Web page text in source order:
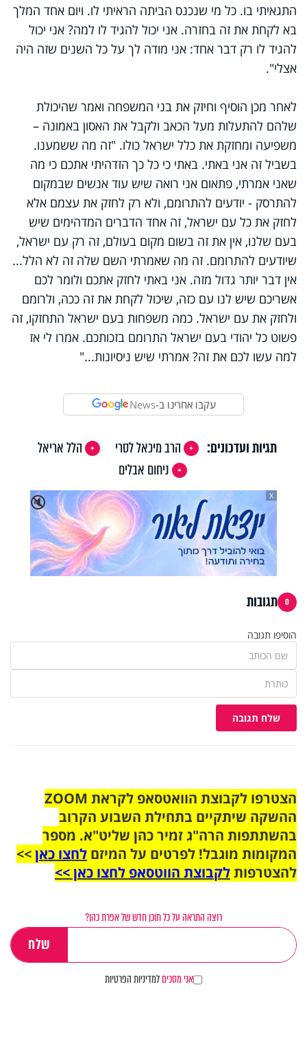
התגאיתי בו. כל מי שנכנס הביתה הראיתי לו. ויום אחד המלך
בא לקחת את זה בחזרה. אני יכול להגיד לו למה? אני יכול
להגיד לו רק דבר אחד: אני מודה לך על כל השנים שזה היה
אצלי".
לאחר מכן הוסיף וחיזק את בני המשפחה ואמר שהיכולת
שלהם להתעלות מעל הכאב ולקבל את האסון באמונה –
משפיעה ומחזקת את כלל ישראל כולו. "זה מה ששמענו.
בשביל זה אני באתי. באתי כי כל כך הזדהיתי אתכם כי מה
שאני אמרתי, פתאום אני רואה שיש עוד אנשים שבמקום
להתרסק - יודעים להתרומם, ולא רק לחזק את עצמם אלא
לחזק את כל עם ישראל, זה אחד הדברים המדהימים שיש
בעם שלנו, אין את זה בשום מקום בעולם, זה רק עם ישראל,
שיודעים להתרומם. זה מה שאמרתי השם שלה זה לא הלל...
אין דבר יותר גדול מזה. אני באתי לחזק אתכם ולומר לכם
אשריכם שיש לנו עם כזה, שיכול לקחת את זה ככה, ולרומם
ולחזק את עם ישראל. כמה משפחות בעם ישראל התחזקו, זה
פשוט כל יהודי בעם ישראל התרומם בזכותכם. אמרו לי אז
למה עשו לכם את זה? אמרתי שיש ניסיונות..."
עקבו אחרינו ב-News
תגיות ועדכונים: הרב מיכאל לסרי
הלל אריאל
ניחום אבלים
🔇
X
0 תגובות
הוסיפו תגובה
שלח תגובה
הצטרפו לקבוצת הוואטסאפ לקראת ZOOM
ההשקה שיתקיים בתחילת השבוע הקרוב
בהשתתפות הרה"ג זמיר כהן שליט"א. מספר
המקומות מוגבל! לפרטים על המיזם לחצו כאן>>
להצטרפותלקבוצת הווטסאפ לחצו כאן >>
רוצה התראה על כל תוכן חדש של אפרת כהן?
אני מסכיםלמדיניות הפרטיות